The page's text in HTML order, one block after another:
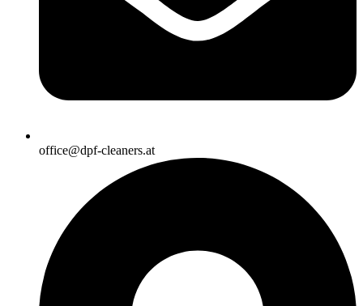
office@dpf-cleaners.at